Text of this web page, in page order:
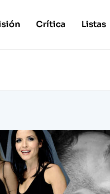
Crítica Listas